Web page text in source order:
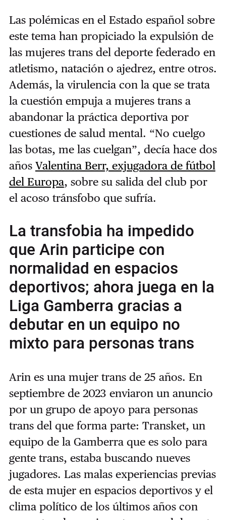
Las polémicas en el Estado español sobre
este tema han propiciado la expulsión de
las mujeres trans del deporte federado en
atletismo, natación o ajedrez, entre otros.
Además, la virulencia con la que se trata
la cuestión empuja a mujeres trans a
abandonar la práctica deportiva por
cuestiones de salud mental. “No cuelgo
las botas, me las cuelgan”, decía hace dos
años Valentina Berr, exjugadora de fútbol
del Europa, sobre su salida del club por
el acoso tránsfobo que sufría.
La transfobia ha impedido
que Arin participe con
normalidad en espacios
deportivos; ahora juega en la
Liga Gamberra gracias a
debutar en un equipo no
mixto para personas trans
Arin es una mujer trans de 25 años. En
septiembre de 2023 enviaron un anuncio
por un grupo de apoyo para personas
trans del que forma parte: Transket, un
equipo de la Gamberra que es solo para
gente trans, estaba buscando nueves
jugadores. Las malas experiencias previas
de esta mujer en espacios deportivos y el
clima político de los últimos años con